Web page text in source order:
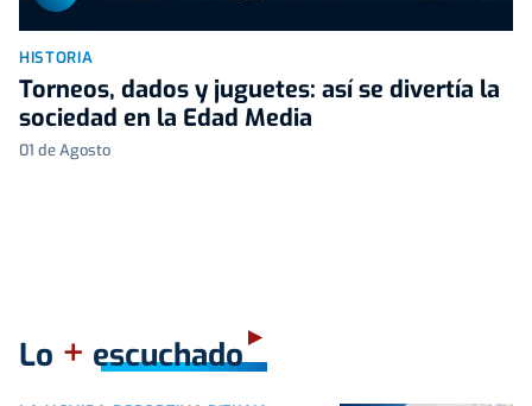
HISTORIA
Torneos, dados y juguetes: así se divertía la
sociedad en la Edad Media
01 de Agosto
Lo + escuchado